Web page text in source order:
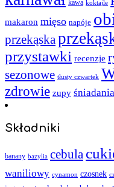
kawa koktajle
makaron mięso napóje
przekąska
przystawki recenzje
sezonowe tłusty czwartek
zdrowie zupy śniadania
Składniki
banany bazylia cebula
waniliowy cynamon czosnek